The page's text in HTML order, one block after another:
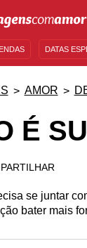
DATAS
AMOR
É
se juntar
bater mais